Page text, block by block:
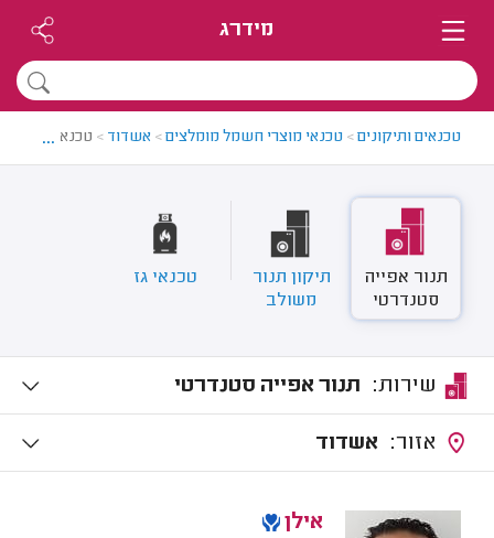
מידרג
טכנאים ותיקונים> טכנאי מוצרי חשמל מומלצים> אשדוד > טכנאי...
תנור אפייה
סטנדרטי
תיקון תנור
משולב
טכנאי גז
תנור אפייה סטנדרטי
אשדוד
אילן